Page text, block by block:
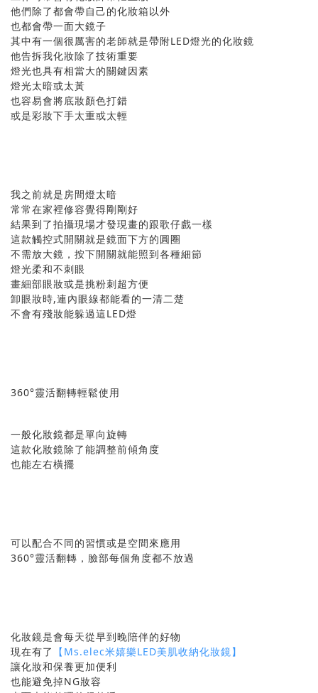
他們除了都會帶自己的化妝箱以外
也都會帶一面大鏡子
其中有一個很厲害的老師就是帶附LED燈光的化妝鏡
他告拆我化妝除了技術重要
燈光也具有相當大的關鍵因素
燈光太暗或太黃
也容易會將底妝顏色打錯
或是彩妝下手太重或太輕
我之前就是房間燈太暗
常常在家裡修容覺得剛剛好
結果到了拍攝現場才發現畫的跟歌仔戲一樣
這款觸控式開關就是鏡面下方的圓圈
不需放大鏡，按下開關就能照到各種細節
燈光柔和不刺眼
畫細部眼妝或是挑粉刺超方便
卸眼妝時,連內眼線都能看的一清二楚
不會有殘妝能躲過這LED燈
360°靈活翻轉輕鬆使用
一般化妝鏡都是單向旋轉
這款化妝鏡除了能調整前傾角度
也能左右橫擺
可以配合不同的習慣或是空間來應用
360°靈活翻轉，臉部每個角度都不放過
化妝鏡是會每天從早到晚陪伴的好物
現在有了
【Ms.elec米嬉樂LED美肌收納化妝鏡】
讓化妝和保養更加便利
也能避免掉NG妝容